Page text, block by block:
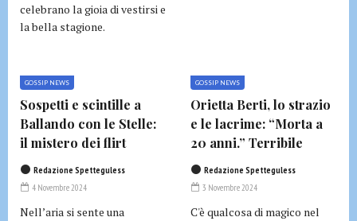
celebrano la gioia di vestirsi e
la bella stagione.
GOSSIP NEWS
Sospetti e scintille a
Ballando con le Stelle:
il mistero dei flirt
Redazione Spetteguless
4 Novembre 2024
Nell’aria si sente una
GOSSIP NEWS
Orietta Berti, lo strazio
e le lacrime: “Morta a
20 anni.” Terribile
Redazione Spetteguless
3 Novembre 2024
C'è qualcosa di magico nel